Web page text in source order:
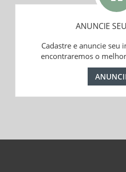
ANUNCIE
Cadastre e anuncie seu
encontraremos o